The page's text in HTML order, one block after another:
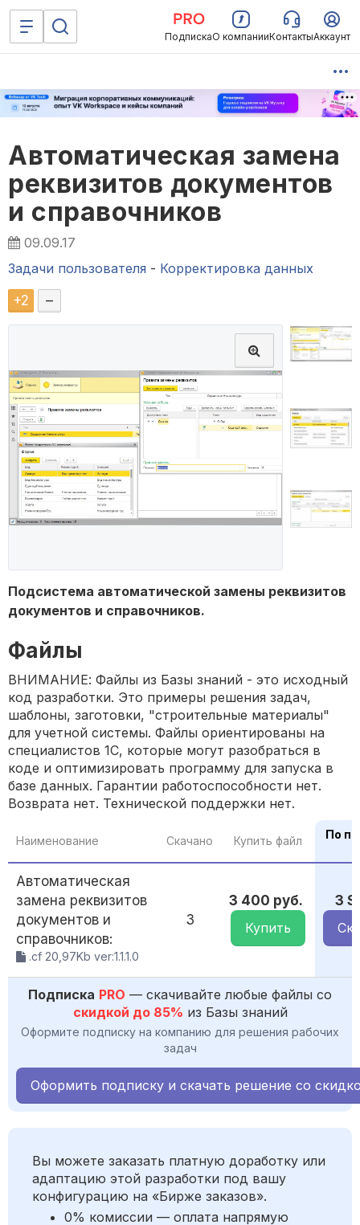
ПодпискаО компанииКонтактыАккаунт
Автоматическая замена
реквизитов документов
и справочников
09.09.17
Задачи пользователя - Корректировка данных
+2 –
Подсистема автоматической замены реквизитов
документов и справочников.
Файлы
ВНИМАНИЕ: Файлы из Базы знаний - это исходный
код разработки. Это примеры решения задач,
шаблоны, заготовки, "строительные материалы"
для учетной системы. Файлы ориентированы на
специалистов 1С, которые могут разобраться в
коде и оптимизировать программу для запуска в
базе данных. Гарантии работоспособности нет.
Возврата нет. Технической поддержки нет.
Наименование Скачано Купить файл
По
Автоматическая
замена реквизитов
документов и
справочников:
.cf 20,97Kb ver:1.1.1.0
3
3 400 руб.
Купить
3
Подписка PRO — скачивайте любые файлы со
скидкой до 85% из Базы знаний
Оформите подписку на компанию для решения рабочих
задач
Оформить подписку и скачать решение со
Вы можете заказать платную доработку или
адаптацию этой разработки под вашу
конфигурацию на «Бирже заказов».
0% комиссии — оплата напрямую